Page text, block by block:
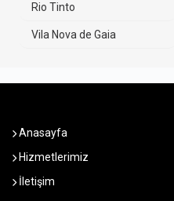
Rio Tinto
Vila Nova de Gaia
Anasayfa
Hizmetlerimiz
İletişim